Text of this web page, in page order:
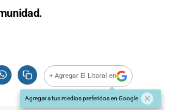
+ Agregar El Litoral en
Agregar a tus medios preferidos en Google